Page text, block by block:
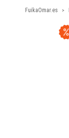
FuikaOmar.es